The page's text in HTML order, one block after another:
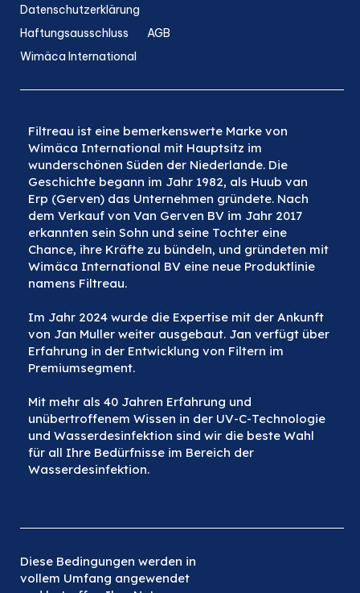
Datenschutzerklärung
Haftungsausschluss
AGB
Wimäca International
Filtreau ist eine bemerkenswerte Marke von
Wimäca International mit Hauptsitz im
wunderschönen Süden der Niederlande. Die
Geschichte begann im Jahr 1982, als Huub van
Erp (Gerven) das Unternehmen gründete. Nach
dem Verkauf von Van Gerven BV im Jahr 2017
erkannten sein Sohn und seine Tochter eine
Chance, ihre Kräfte zu bündeln, und gründeten mit
Wimäca International BV eine neue Produktlinie
namens Filtreau.
Im Jahr 2024 wurde die Expertise mit der Ankunft
von Jan Muller weiter ausgebaut. Jan verfügt über
Erfahrung in der Entwicklung von Filtern im
Premiumsegment.
Mit mehr als 40 Jahren Erfahrung und
unübertroffenem Wissen in der UV-C-Technologie
und Wasserdesinfektion sind wir die beste Wahl
für all Ihre Bedürfnisse im Bereich der
Wasserdesinfektion.
Diese Bedingungen werden in
vollem Umfang angewendet